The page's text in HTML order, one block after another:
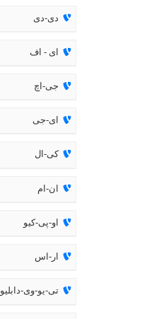
دی-دی
ای - اف
جی-اچ
ای-جی
کی-ال
ان-ام
او-پی-کیو
ار-اس
تی-یو-وی-دابلیو